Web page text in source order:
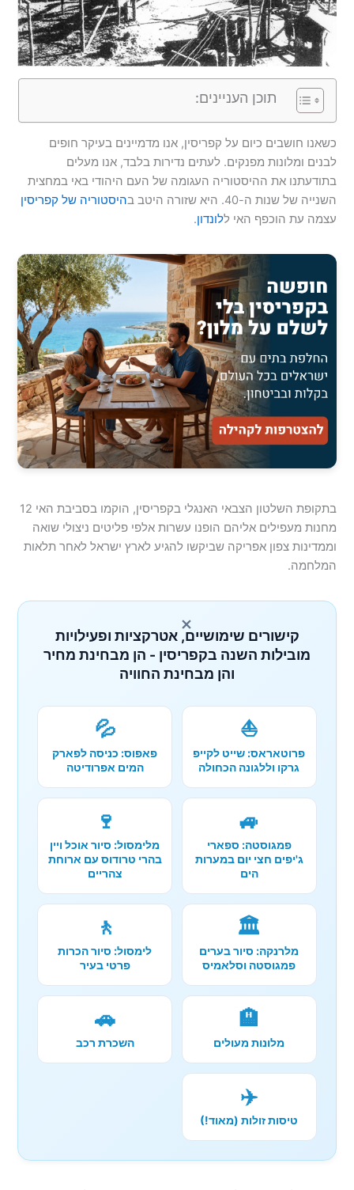
תוכן העניינים:
כשאנו חושבים כיום על קפריסין, אנו מדמיינים בעיקר חופים
לבנים ומלונות מפנקים. לעתים נדירות בלבד, אנו מעלים
בתודעתנו את ההיסטוריה העגומה של העם היהודי באי במחצית
השנייה של שנות ה-40. היא שזורה היטב ב
היסטוריה של קפריסין
עצמה עת הוכפף האי ללונדון.
בתקופת השלטון הצבאי האנגלי בקפריסין, הוקמו בסביבת האי 12
מחנות מעפילים אליהם הופנו עשרות אלפי פליטים ניצולי שואה
וממדינות צפון אפריקה שביקשו להגיע לארץ ישראל לאחר תלאות
המלחמה.
×
קישורים שימושיים, אטרקציות ופעילויות
מובילות השנה בקפריסין - הן מבחינת מחיר
והן מבחינת החוויה
⛵
פרוטאראס: שייט לקייפ
גרקו וללגונה הכחולה
💦
פאפוס: כניסה לפארק
המים אפרודיטה
🚙
פמגוסטה: ספארי
ג'יפים חצי יום במערות
הים
🍷
מלימסול: סיור אוכל ויין
בהרי טרודוס עם ארוחת
צהריים
🏛️
מלרנקה: סיור בערים
פמגוסטה וסלאמיס
🚶
לימסול: סיור הכרות
פרטי בעיר
🏨
מלונות מעולים
🚗
השכרת רכב
✈️
טיסות זולות (מאוד!)